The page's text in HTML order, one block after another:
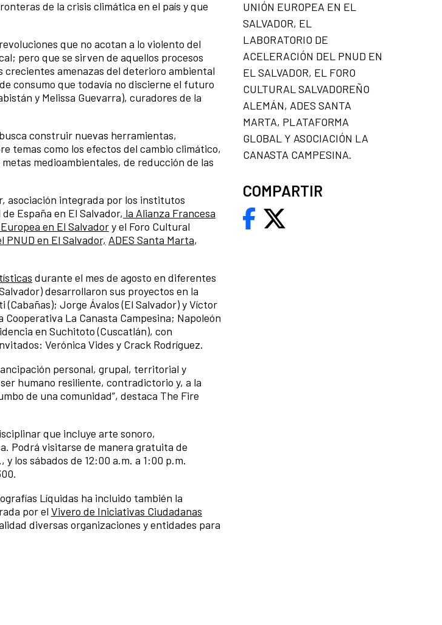
de la crisis climática en el país y que
que no acotan a lo violento del
pero que se sirven de aquellos procesos
crecientes amenazas del deterioro ambiental
consumo que todavía no discierne el futuro
y Melissa Guevarra), curadores de la
construir nuevas herramientas,
temas como los efectos del cambio climático,
medioambientales, de reducción de las
asociación integrada por los institutos
España en El Salvador, la Alianza Francesa
en El Salvadory el Foro Cultural
en El Salvador, ADES Santa Marta,
durante el mes de agosto en diferentes
desarrollaron sus proyectos en la
Jorge Ávalos (El Salvador) y Víctor
La Canasta Campesina; Napoleón
en Suchitoto (Cuscatlán), con
Verónica Vides y Crack Rodríguez.
personal, grupal, territorial y
humano resiliente, contradictorio y, a la
de una comunidad”, destaca The Fire
que incluye arte sonoro,
Podrá visitarse de manera gratuita de
los sábados de 12:00 a.m. a 1:00 p.m.
Líquidas ha incluido también la
por el Vivero de Iniciativas Ciudadanas
diversas organizaciones y entidades para
UNIÓN EUROPEA EN EL
SALVADOR, EL
LABORATORIO DE
ACELERACIÓN DEL PNUD EN
EL SALVADOR, EL FORO
CULTURAL SALVADOREÑO
ALEMÁN, ADES SANTA
MARTA, PLATAFORMA
GLOBAL Y ASOCIACIÓN LA
CANASTA CAMPESINA.
COMPARTIR